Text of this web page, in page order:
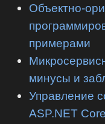
Объектно-
примерами
минусы и
Управление
ASP.NET Core